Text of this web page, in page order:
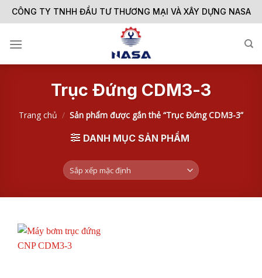
Skip
to
CÔNG TY TNHH ĐẦU TƯ THƯƠNG MẠI VÀ XÂY DỰNG NASA
Trục Đứng CDM3-3
Trang chủ / Sản phẩm được gắn thẻ “Trục Đứng CDM3-3”
DANH MỤC SẢN PHẨM